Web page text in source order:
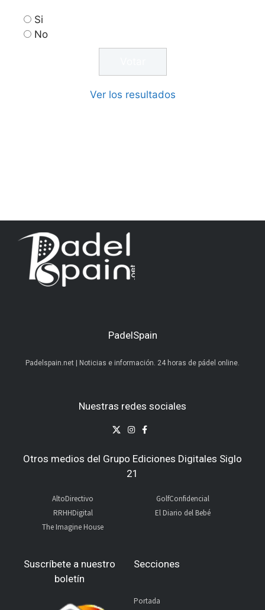
Si
No
Ver los resultados
PadelSpain
Padelspain.net | Noticias e información. 24 horas de pádel online.
Nuestras redes sociales
Otros medios del Grupo Ediciones Digitales Siglo
21
AltoDirectivo
RRHHDigital
The Imagine House
GolfConfidencial
El Diario del Bebé
Suscríbete a nuestro
boletín
Secciones
Portada